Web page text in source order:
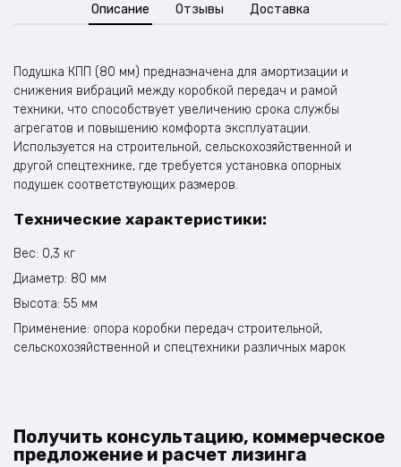
Описание Отзывы Доставка
Подушка КПП (80 мм) предназначена для амортизации и
снижения вибраций между коробкой передач и рамой
техники, что способствует увеличению срока службы
агрегатов и повышению комфорта эксплуатации.
Используется на строительной, сельскохозяйственной и
другой спецтехнике, где требуется установка опорных
подушек соответствующих размеров.
Технические характеристики:
Вес: 0,3 кг
Диаметр: 80 мм
Высота: 55 мм
Применение: опора коробки передач строительной,
сельскохозяйственной и спецтехники различных марок
Получить консультацию, коммерческое
предложение и расчет лизинга